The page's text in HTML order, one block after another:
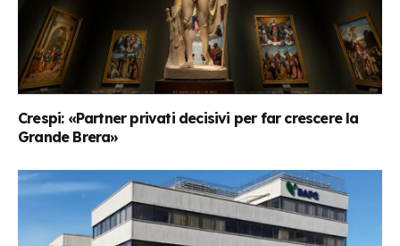
Crespi: «Partner privati decisivi per far crescere la
Grande Brera»